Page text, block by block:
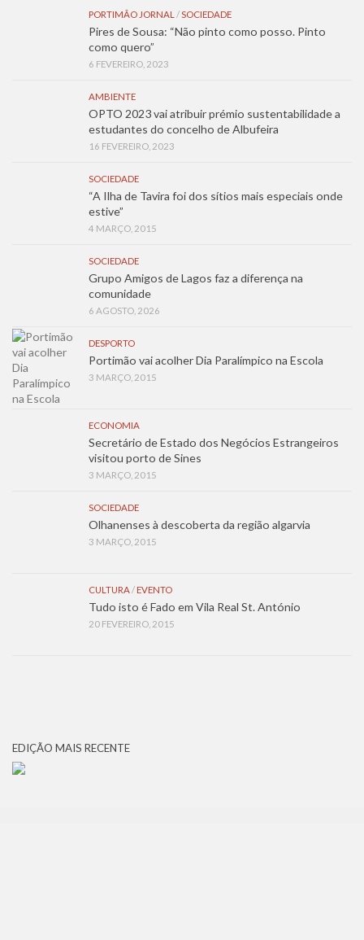
PORTIMÃO JORNAL /SOCIEDADE
Pires de Sousa: “Não pinto como posso. Pinto
como quero”
6 FEVEREIRO, 2023
AMBIENTE
OPTO 2023 vai atribuir prémio sustentabilidade a
estudantes do concelho de Albufeira
16 FEVEREIRO, 2023
SOCIEDADE
“A Ilha de Tavira foi dos sítios mais especiais onde
estive”
4 MARÇO, 2015
SOCIEDADE
Grupo Amigos de Lagos faz a diferença na
comunidade
6 AGOSTO, 2026
DESPORTO
Portimão vai acolher Dia Paralímpico na Escola
3 MARÇO, 2015
ECONOMIA
Secretário de Estado dos Negócios Estrangeiros
visitou porto de Sines
3 MARÇO, 2015
SOCIEDADE
Olhanenses à descoberta da região algarvia
3 MARÇO, 2015
CULTURA/ EVENTO
Tudo isto é Fado em Vila Real St. António
20 FEVEREIRO, 2015
EDIÇÃO MAIS RECENTE